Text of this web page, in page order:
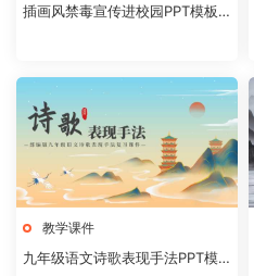
插画风禁毒宣传进校园PPT模板2
教学课件
九年级语文诗歌表现手法PPT模